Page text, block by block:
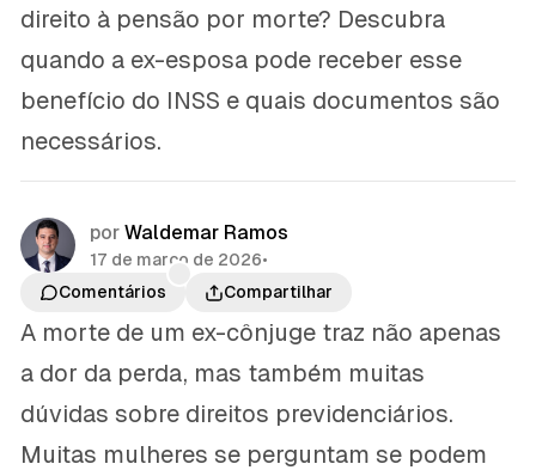
direito à pensão por morte? Descubra
quando a ex-esposa pode receber esse
benefício do INSS e quais documentos são
necessários.
por Waldemar Ramos
17 de março de 2026•
Comentários
Compartilhar
A morte de um ex-cônjuge traz não apenas
a dor da perda, mas também muitas
dúvidas sobre direitos previdenciários.
Muitas mulheres se perguntam se podem